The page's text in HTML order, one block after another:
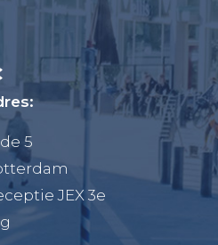
5
JEX 3e